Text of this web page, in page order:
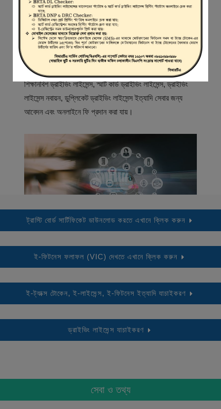
স্বাগতম
বিআরটিএ সার্ভিস পোর্টাল (বিএসপি) বাংলাদেশ রোড ট্রান্সপোর্ট অথরিটি
(বিআরটিএ) এর একটি অনলাইন সেবা প্রদানের মাধ্যম যেখানে ড্রাইভার,
মোটরযান মালিক, মোটরযান বিক্রেতাদের নিবন্ধিত করা হয় এবং
শিক্ষানবিশ ড্রাইভিং লাইসেন্স, স্মার্ট কার্ড ড্রাইভিং লাইসেন্স, ড্রাইভিং
লাইসেন্স নবায়ন, ডুপ্লিকেট ড্রাইভিং লাইসেন্স ইত্যাদি সেবার জন্য
আবেদন এবং অনলাইনে ফি প্রদান করা যায়।
ট্রাস্টি বোর্ড সার্টিফিকেট ডাউনলোড করতে এখানে ক্লিক করুন
ই-ফিটনেস ফলাফল (VIC) দেখতে এখানে ক্লিক করুন
ই-ট্যাক্স টোকেন, ই-লাইসেন্স, ই-ফিটনেস ইত্যাদি যাচাইকরণ
ড্রাইভিং লাইসেন্স যাচাইকরণ
সেবা ও তথ্য